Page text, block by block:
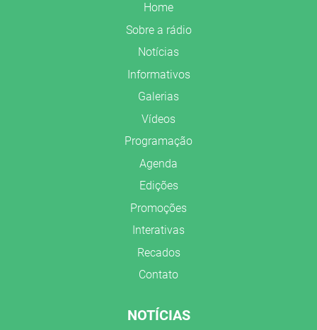
Home
Sobre a rádio
Notícias
Informativos
Galerias
Vídeos
Programação
Agenda
Edições
Promoções
Interativas
Recados
Contato
NOTÍCIAS